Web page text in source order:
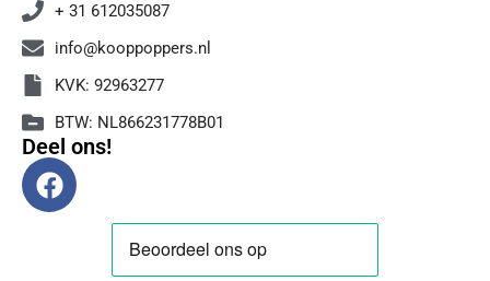
+ 31 612035087
info@kooppoppers.nl
KVK: 92963277
BTW: NL866231778B01
Deel ons!
F
a